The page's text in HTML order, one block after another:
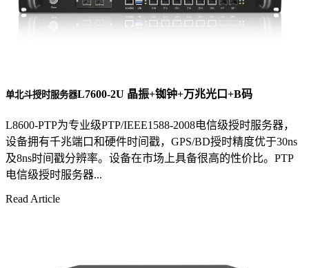
单北斗授时服务器L7600-2U 晶振+铷钟+万兆光口+B码
L8600-PTP为专业级PTP/IEEE1588-2008电信级授时服务器，
设备拥有千兆端口和硬件时间戳，GPS/BD授时精度优于30ns
及8ns时间戳分辨率。设备在市场上具备很高的性价比。PTP
电信级授时服务器...
Read Article